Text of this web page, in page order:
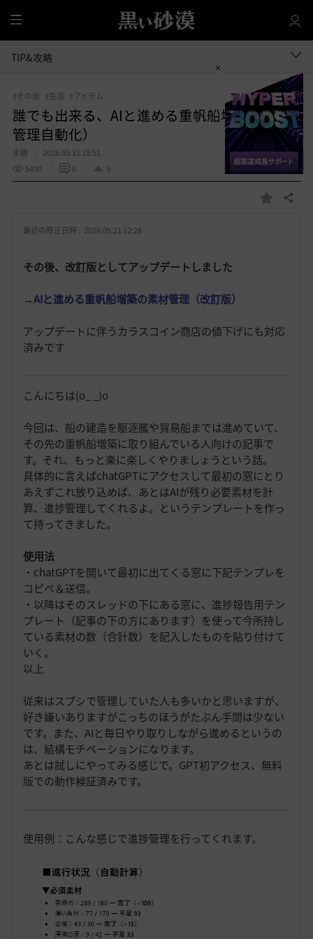
全
体
TIP&攻略
#その他 #生活 #アイテム
誰でも出来る、AIと進める重帆船増築（素材
管理自動化）
氷鏡
2026.03.31 18:51
5490
0 6
お 共有する
最近の修正日時 : 2026.05.21 12:28
その後、改訂版としてアップデートしました
→AIと進める重帆船増築の素材管理（改訂版）
アップデートに伴うカラスコイン商店の値下げにも対応
済みです
こんにちは(o_ _)o
今回は、船の建造を駆逐艦や貿易船までは進めていて、
その先の重帆船増築に取り組んでいる人向けの記事で
す。それ、もっと楽に楽しくやりましょうという話。
具体的に言えばchatGPTにアクセスして最初の窓にとり
あえずこれ放り込めば、あとはAIが残り必要素材を計
算、進捗管理してくれるよ。というテンプレートを作っ
て持ってきました。
使用法
・chatGPTを開いて最初に出てくる窓に下記テンプレを
コピペ＆送信。
・以降はそのスレッドの下にある窓に、進捗報告用テン
プレート（記事の下の方にあります）を使って今所持し
ている素材の数（合計数）を記入したものを貼り付けて
いく。
以上
従来はスプシで管理していた人も多いかと思いますが、
好き嫌いありますがこっちのほうがたぶん手間は少ない
です。また、AIと毎日やり取りしながら進めるというの
は、結構モチベーションになります。
あとは試しにやってみる感じで。GPT初アクセス、無料
版での動作検証済みです。
使用例：こんな感じで進捗管理を行ってくれます。